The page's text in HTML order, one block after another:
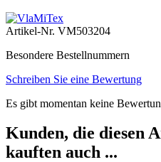
Artikel-Nr. VM503204
Besondere Bestellnummern
Schreiben Sie eine Bewertung
Es gibt momentan keine
Kunden, die diesen
kauften auch ...